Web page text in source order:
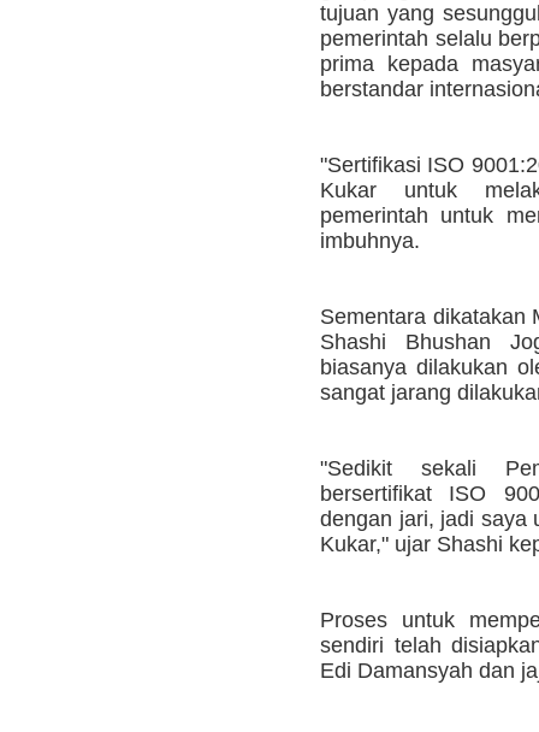
tujuan yang
pemerintah selalu
prima kepada
berstandar
"Sertifikasi ISO
Kukar untuk
pemerintah untuk
imbuhnya.
Sementara dikatakan
Shashi Bhushan
biasanya dilakukan
sangat jarang
"Sedikit sekali
bersertifikat ISO
dengan jari, jadi saya
Kukar," ujar Shashi
Proses untuk
sendiri telah
Edi Damansyah dan